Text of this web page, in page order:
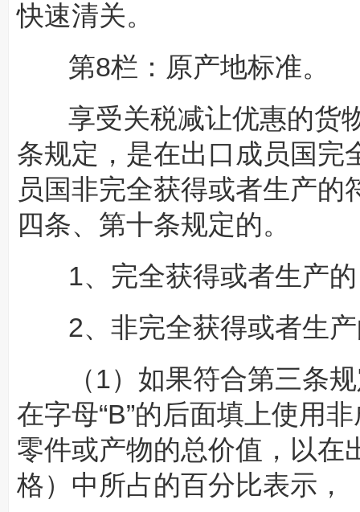
快速清关。
第8栏：原产地标准。
享受关税减让优惠的货
条规定，是在出口成员国完
员国非完全获得或者生产
四条、第十条规定的。
1、完全获得或者生产的
2、非完全获得或者生
（1）如果符合第三条规
在字母“B”的后面填上使用
零件或产物的总价值，以在
格）中所占的百分比表示，